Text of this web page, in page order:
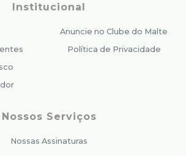
Institucional
Anuncie no Clube do Malte
Política de Privacidade
Nossos Serviços
Nossas Assinaturas